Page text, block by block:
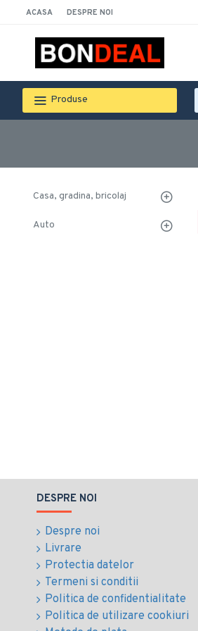
ACASA DESPRE NOI
Produse
Casa, gradina, bricolaj
Auto
DESPRE NOI
Despre noi
Livrare
Protectia datelor
Termeni si conditii
Politica de confidentialitate
Politica de utilizare cookiuri